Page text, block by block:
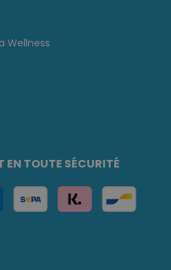
Wellness
EN TOUTE SÉCURITÉ